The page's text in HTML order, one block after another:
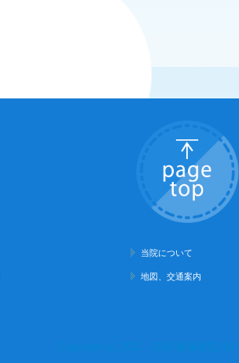
当院について
地図、交通案内